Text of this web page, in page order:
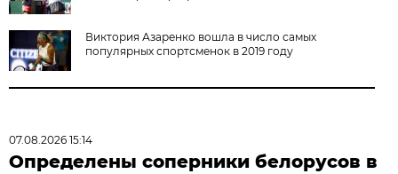
Виктория Азаренко вошла в число самых
популярных спортсменок в 2019 году
07.08.2026 15:14
Определены соперники белорусов в